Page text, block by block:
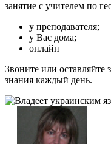
занятие с учителем по
у преподавателя;
у Вас дома;
онлайн
Звоните или оставляйте
знания каждый день.